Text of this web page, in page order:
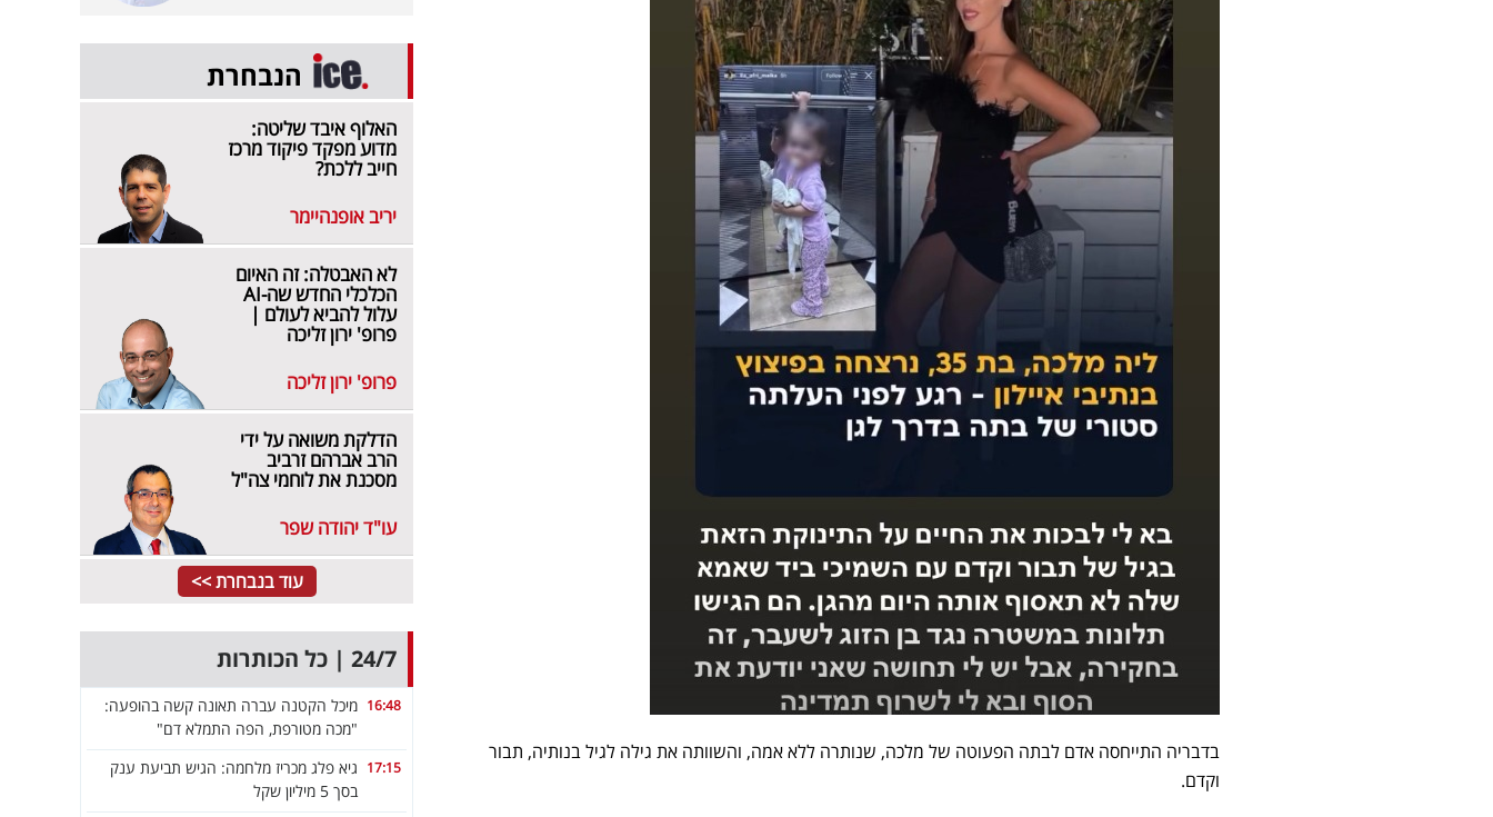
בדבריה התייחסה אדם לבתה הפעוטה של מלכה, שנותרה ללא אמה, והשוותה את גילה לגיל בנותיה, תבור
וקדם.
הנבחרת
האלוף איבד שליטה:
מדוע מפקד פיקוד מרכז
חייב ללכת?
יריב אופנהיימר
לא האבטלה: זה האיום
הכלכלי החדש שה-AI
עלול להביא לעולם |
פרופ' ירון זליכה
פרופ' ירון זליכה
הדלקת משואה על ידי
הרב אברהם זרביב
מסכנת את לוחמי צה"ל
עו"ד יהודה שפר
עוד בנבחרת >>
24/7 | כל הכותרות
16:48 מיכל הקטנה עברה תאונה קשה בהופעה:
"מכה מטורפת, הפה התמלא דם"
17:15 גיא פלג מכריז מלחמה: הגיש תביעת ענק
בסך 5 מיליון שקל